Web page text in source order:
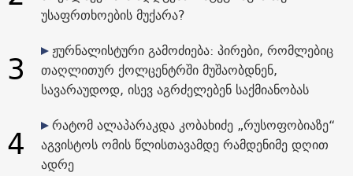
უსაფრთხოების მუქარა?
3
ჟურნალისტური გამოძიება: პირები, რომლებიც
თაღლითურ ქოლცენტრში მუშაობდნენ,
სავარაუდოდ, ისევ აგრძელებენ საქმიანობას
4
რატომ ალაპარაკდა კობახიძე „რუსოფობიაზე“
აგვისტოს ომის წლისთავამდე რამდენიმე დღით
ადრე